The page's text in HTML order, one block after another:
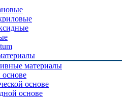
материалы
основе
основе